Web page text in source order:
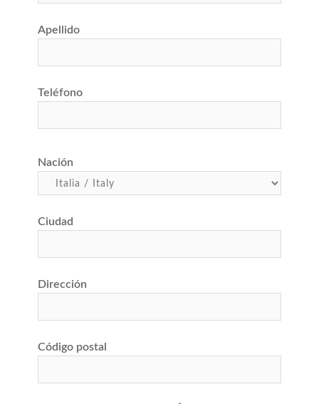
Apellido
Teléfono
Nación
Ciudad
Dirección
Código postal